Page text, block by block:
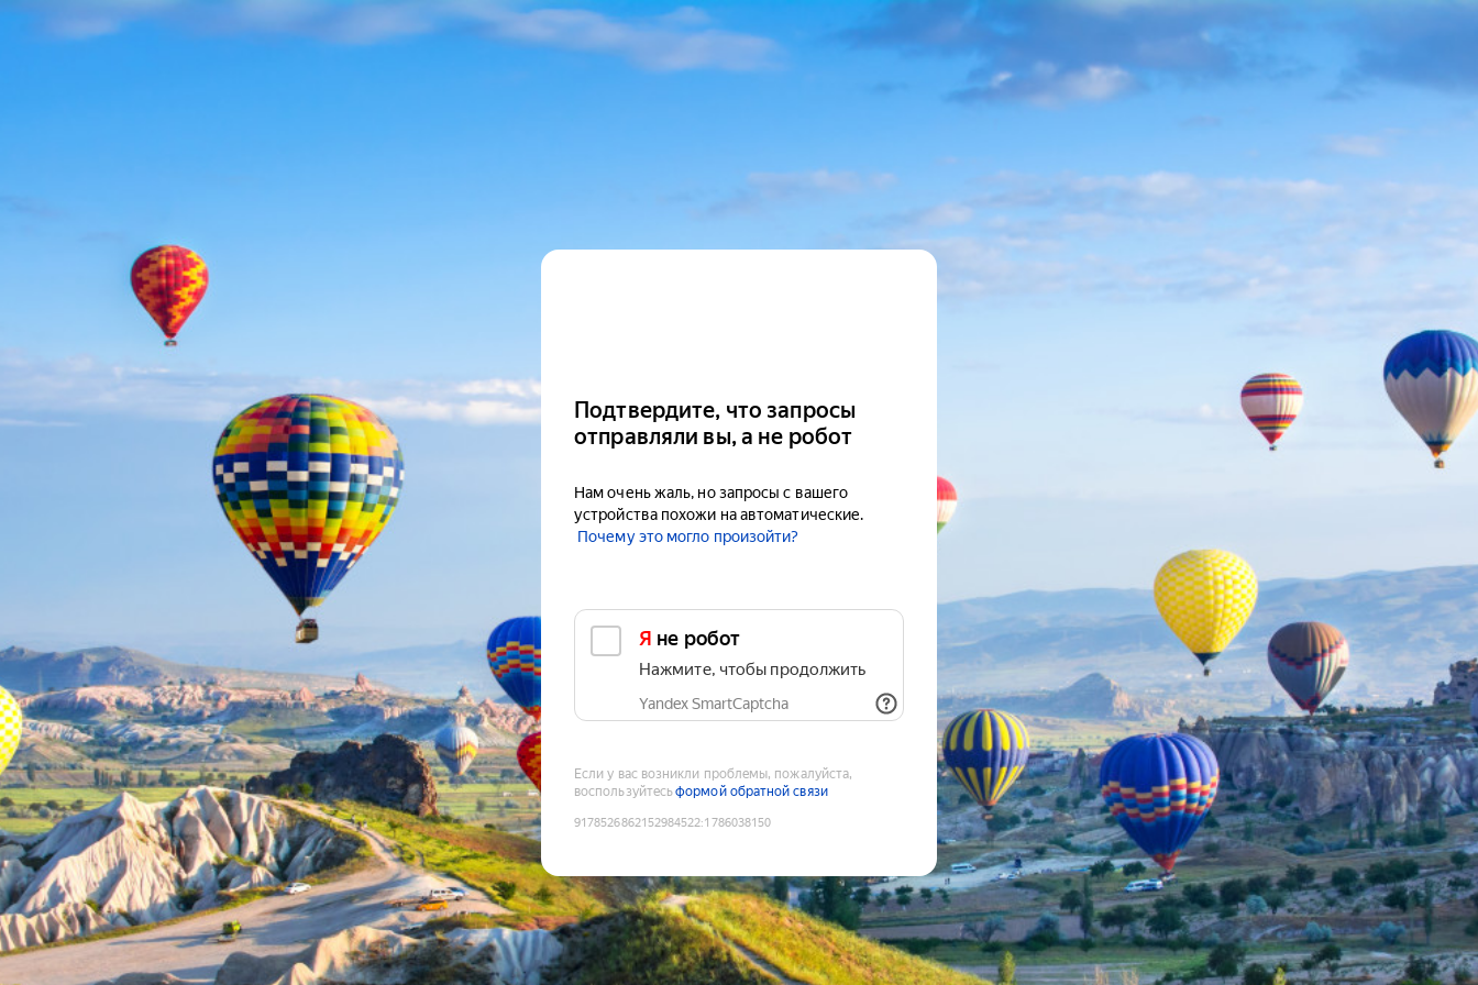
Подтвердите, что запросы
отправляли вы, а не робот
Нам очень жаль, но запросы с вашего
устройства похожи на автоматические.
Почему это могло произойти?
Я не робот
Нажмите, чтобы продолжить
Yandex SmartCaptcha
Если у вас возникли проблемы, пожалуйста,
воспользуйтесьформой обратной связи
9178526862152984522:1786038150